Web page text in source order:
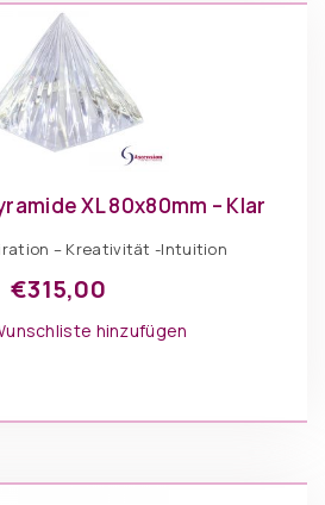
XL 80x80mm – Klar
– Kreativität -Intuition
€315,00
hinzufügen